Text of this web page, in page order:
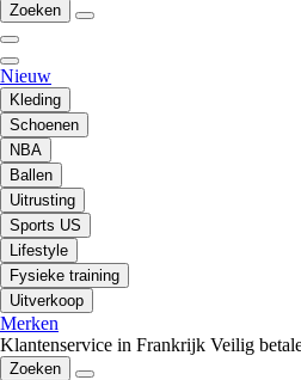
Zoeken
Nieuw
Kleding
Schoenen
NBA
Ballen
Uitrusting
Sports US
Lifestyle
Fysieke training
Uitverkoop
Merken
Klantenservice in Frankrijk Veilig
Zoeken